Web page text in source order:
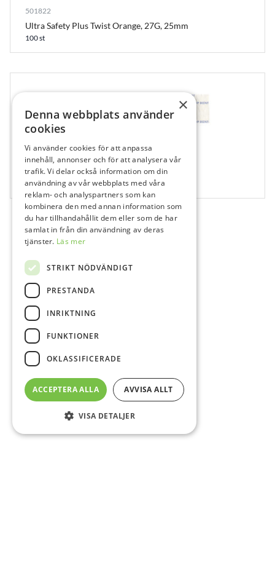
501822
Ultra Safety Plus Twist Orange, 27G, 25mm
100 st
403196
Top Dent Sensorskydd Strl 2
500 st
×
Denna webbplats använder
cookies
Vi använder cookies för att anpassa
innehåll, annonser och för att analysera vår
trafik. Vi delar också information om din
användning av vår webbplats med våra
reklam- och analyspartners som kan
kombinera den med annan information som
du har tillhandahållit dem eller som de har
samlat in från din användning av deras
tjänster. Läs mer
STRIKT NÖDVÄNDIGT
PRESTANDA
INRIKTNING
FUNKTIONER
OKLASSIFICERADE
ACCEPTERA ALLA AVVISA ALLT
VISA DETALJER